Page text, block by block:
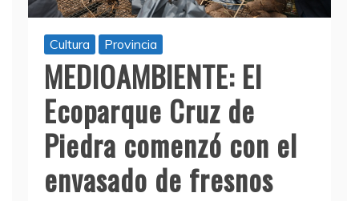
Cultura Provincia
MEDIOAMBIENTE: El
Ecoparque Cruz de
Piedra comenzó con el
envasado de fresnos